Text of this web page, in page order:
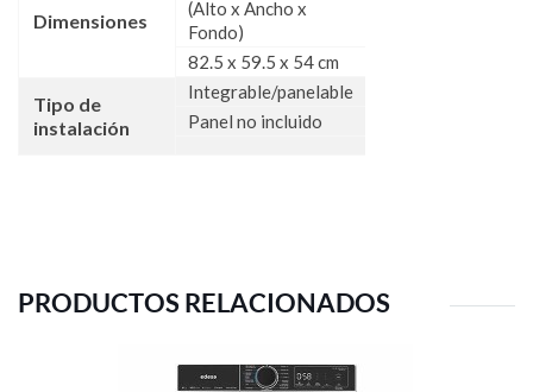
Dimensiones
(Alto x Ancho x
Fondo)
82.5 x 59.5 x 54 cm
Tipo de
instalación
Integrable/panelable
Panel no incluido
PRODUCTOS RELACIONADOS